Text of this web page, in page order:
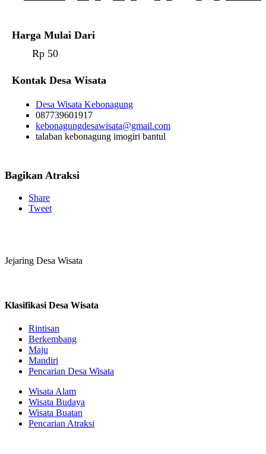
Harga Mulai Dari
Rp 50
Kontak Desa Wisata
Desa Wisata Kebonagung
087739601917
kebonagungdesawisata@gmail.com
talaban kebonagung imogiri bantul
Bagikan Atraksi
Share
Tweet
Jejaring Desa Wisata
Klasifikasi Desa Wisata
Rintisan
Berkembang
Maju
Mandiri
Pencarian Desa Wisata
Wisata Alam
Wisata Budaya
Wisata Buatan
Pencarian Atraksi